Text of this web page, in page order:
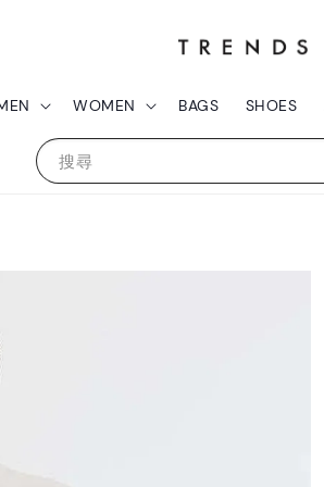
搜尋
WOMEN BAGS SHOES